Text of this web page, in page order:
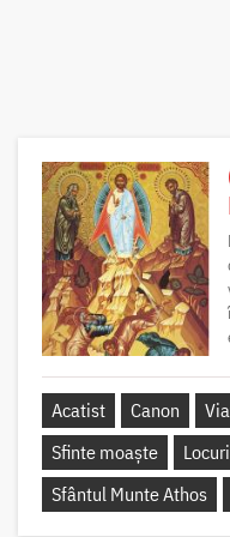
Acatist Canon
Sfinte moaște
Sfântul Munte Athos